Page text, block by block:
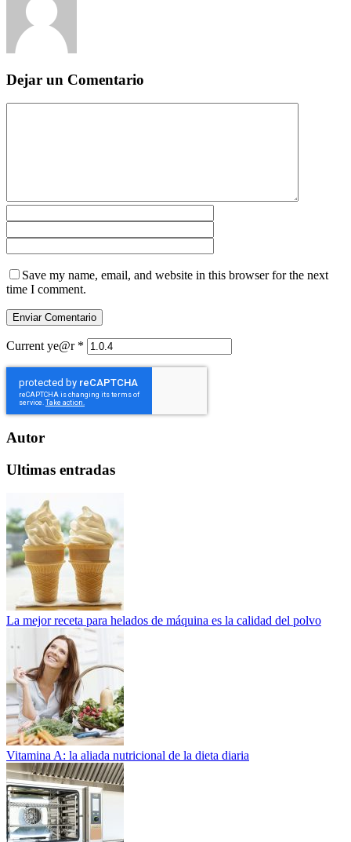
Dejar un Comentario
Save my name, email, and website in this browser for the next
time I comment.
Current ye@r *
Autor
Ultimas entradas
La mejor receta para helados de máquina es la calidad del polvo
Vitamina A: la aliada nutricional de la dieta diaria